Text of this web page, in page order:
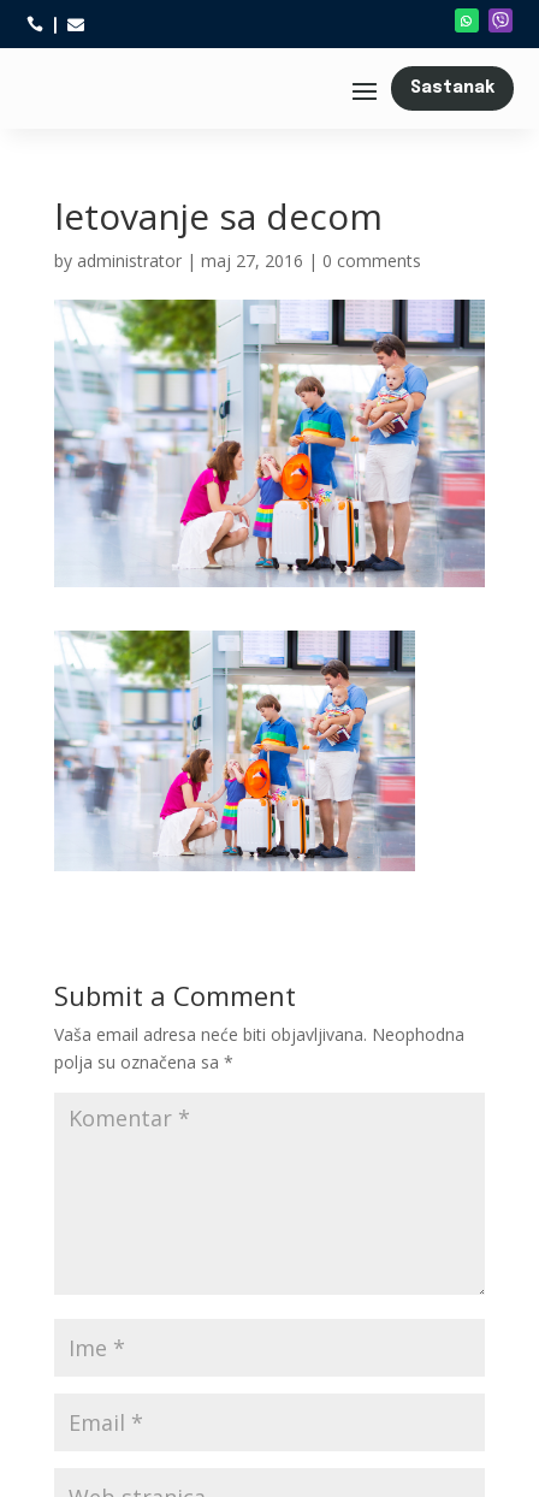
 
Sastanak
letovanje sa decom
by administrator| maj 27, 2016 | 0 comments
Submit a Comment
Vaša email adresa neće biti objavljivana. Neophodna
polja su označena sa *